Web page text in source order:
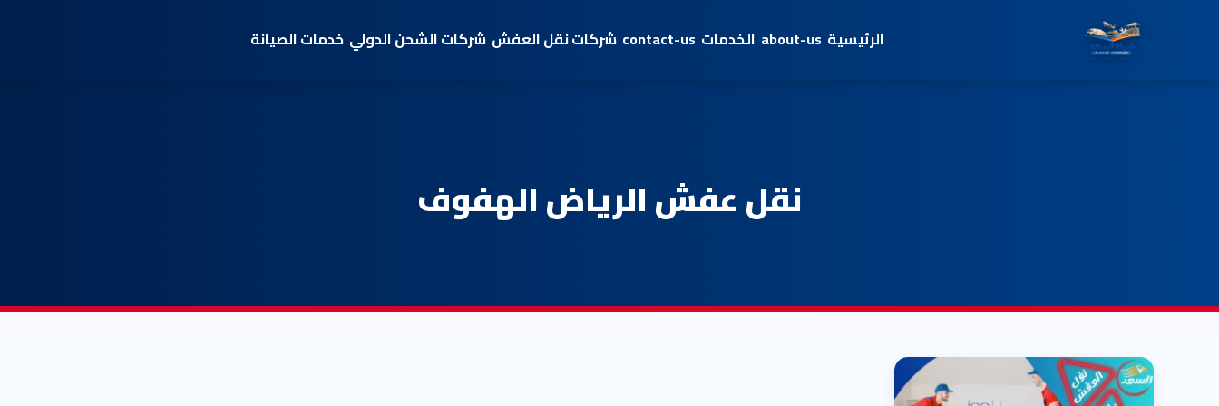
الرئيسية about-us الخدمات contact-us شركات نقل العفش شركات الشحن الدولي خدمات الصيانة
نقل عفش الرياض الهفوف